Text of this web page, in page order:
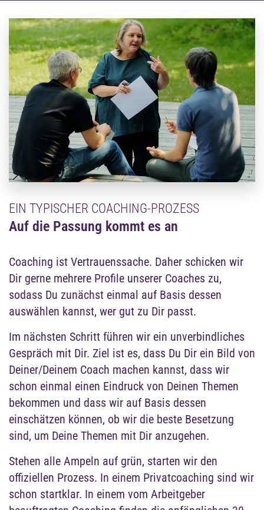
Stehen alle Ampeln auf grün, starten wir den
offiziellen Prozess. In einem Privatcoaching sind wir
schon startklar. In einem vom Arbeitgeber
beauftragten Coaching finden die anfänglichen 30-
45 Minuten des ersten Coaching-Termins in aller
Regel unter Anwesenheit Deiner direkten
Führungskraft statt. Gemeinsam vereinbaren wir,
welche Themen Fokus des Coachings sein sollen.
Dies ist wichtig, damit wir auch aus Sicht Deiner
Führungskraft an den richtigen Themen arbeiten.
Anschließend arbeiten wir unter 4 Augen weiter.
Während der weiteren Coaching-Sessions ist Deine
Führungskraft nicht anwesend. Inwieweit Du sie zu
überlassen. Wir geben Dir aber gerne Tipps aus
unserer Sicht dazu. Die Anzahl der Sessions richtet
sich nach der Vielzahl und Komplexität Deiner
Themen sowie nach dem bereitgestellten Budget für
Dein Coaching. Gängig sind 4-6 Sessions à 90
Minuten.
Den Abschluss bildet erneut ein gemeinsamer
Termin mit Deiner Führungskraft. Hier ziehen wir
gemeinsam Bilanz aus Deiner Sicht (Wie zufrieden
bist Du mit Deiner Entwicklung?), aus Sicht Deiner
Führungskraft (Was hat sich für sie bereits sichtbar
verändert?) und aus unserer Sicht (Wie schauen wir
auf den Prozess? Was empfehlen wir als weitere
Schritte?).